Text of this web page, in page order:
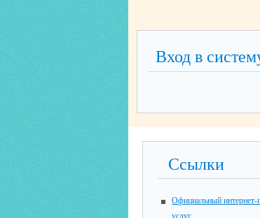
Вход в
Ссылки
Официальный интернет-
услуг